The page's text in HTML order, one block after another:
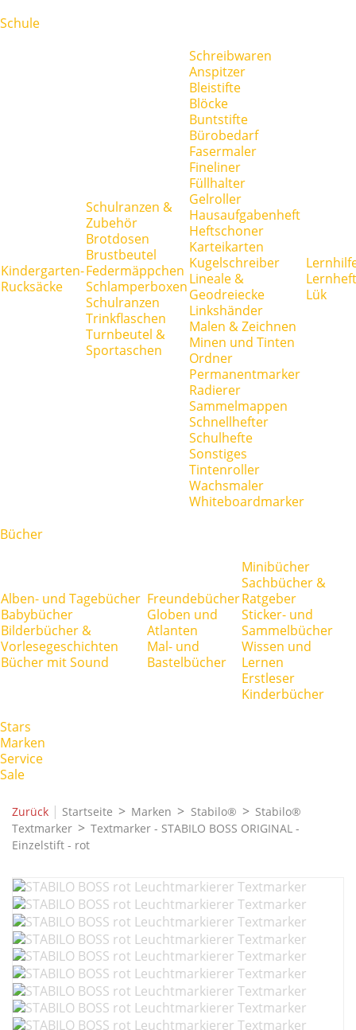
Schule
Kindergarten-
Rucksäcke
Schulranzen &
Zubehör
Brotdosen
Brustbeutel
Federmäppchen
Schlamperboxen
Schulranzen
Trinkflaschen
Turnbeutel &
Sportaschen
Schreibwaren
Anspitzer
Bleistifte
Blöcke
Buntstifte
Bürobedarf
Fasermaler
Fineliner
Füllhalter
Gelroller
Hausaufgabenheft
Heftschoner
Karteikarten
Kugelschreiber
Lineale &
Geodreiecke
Linkshänder
Malen & Zeichnen
Minen und Tinten
Ordner
Permanentmarker
Radierer
Sammelmappen
Schnellhefter
Schulhefte
Sonstiges
Tintenroller
Wachsmaler
Whiteboardmarker
Lük
Bücher
Alben- und Tagebücher
Babybücher
Bilderbücher &
Vorlesegeschichten
Bücher mit Sound
Freundebücher
Globen und
Atlanten
Mal- und
Bastelbücher
Minibücher
Sachbücher &
Ratgeber
Sticker- und
Sammelbücher
Wissen und
Lernen
Erstleser
Kinderbücher
Stars
Marken
Service
Sale
Zurück | Startseite Marken Stabilo®
Stabilo®
Textmarker
Textmarker - STABILO BOSS ORIGINAL -
Einzelstift - rot